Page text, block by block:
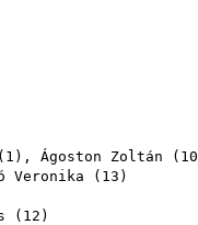
1 ), Ágoston Zoltán ( 10
Veronika ( 13
( 12